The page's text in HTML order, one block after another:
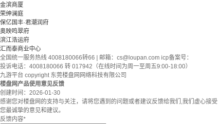
金滨商厦
荣绅澜庭
保亿国丰·君潮润府
奥映鸣翠府
滨江浩运府
汇而泰商业中心
全国统一服务热线 4008180066转66 | 邮箱： cs@loupan.com icp备案号：
投诉电话：4008180066 转 017942（在线时间为周一至周五9:00-18:00）
九游平台 copyright 东莞楼盘网网络科技有限公司
楼盘网产品使用意见反馈
创建时间： 2026-01-30
感谢您对楼盘网的支持与关注，请将您遇到的问题或者建议反馈给我们,我们虚心接受
您最诚挚的意见和建议。
反馈内容*